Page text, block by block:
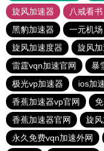
旋风加速器
八戒看书
黑豹加速器
一元机场
旋风加速度器
旋风
雷霆vqn加速官网
暴
极光vp加速器
ios加
香蕉加速器vp官网
香蕉加速器官网
旋
永久免费vqn加速外网